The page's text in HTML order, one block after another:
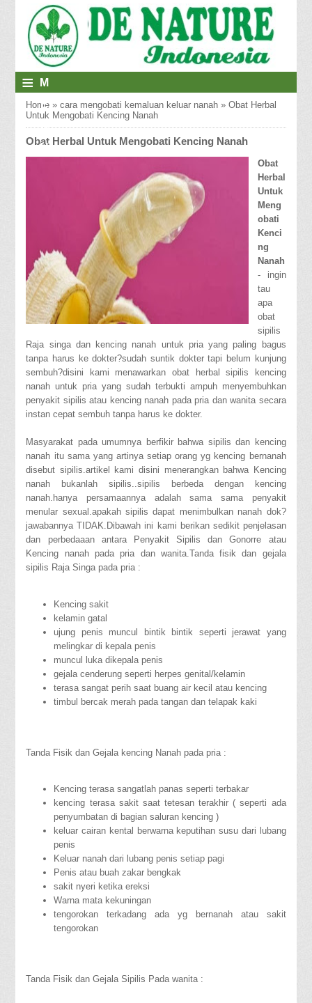
≡
M
E
N
U
Home »cara mengobati kemaluan keluar nanah »Obat Herbal
Untuk Mengobati Kencing Nanah
Obat Herbal Untuk Mengobati Kencing Nanah
Obat
Herbal
Untuk
Meng
obati
Kenci
ng
Nanah
- ingin
tau
apa
obat
sipilis
Raja singa dan kencing nanah untuk pria yang paling bagus
tanpa harus ke dokter?sudah suntik dokter tapi belum kunjung
sembuh?disini kami menawarkan obat herbal sipilis kencing
nanah untuk pria yang sudah terbukti ampuh menyembuhkan
penyakit sipilis atau kencing nanah pada pria dan wanita secara
instan cepat sembuh tanpa harus ke dokter.
Masyarakat pada umumnya berfikir bahwa sipilis dan kencing
nanah itu sama yang artinya setiap orang yg kencing bernanah
disebut sipilis.artikel kami disini menerangkan bahwa Kencing
nanah bukanlah sipilis..sipilis berbeda dengan kencing
nanah.hanya persamaannya adalah sama sama penyakit
menular sexual.apakah sipilis dapat menimbulkan nanah dok?
jawabannya TIDAK.Dibawah ini kami berikan sedikit penjelasan
dan perbedaaan antara Penyakit Sipilis dan Gonorre atau
Kencing nanah pada pria dan wanita.Tanda fisik dan gejala
sipilis Raja Singa pada pria :
Kencing sakit
kelamin gatal
ujung penis muncul bintik bintik seperti jerawat yang
melingkar di kepala penis
muncul luka dikepala penis
gejala cenderung seperti herpes genital/kelamin
terasa sangat perih saat buang air kecil atau kencing
timbul bercak merah pada tangan dan telapak kaki
Tanda Fisik dan Gejala kencing Nanah pada pria :
Kencing terasa sangatlah panas seperti terbakar
kencing terasa sakit saat tetesan terakhir ( seperti ada
penyumbatan di bagian saluran kencing )
keluar cairan kental berwarna keputihan susu dari lubang
penis
Keluar nanah dari lubang penis setiap pagi
Penis atau buah zakar bengkak
sakit nyeri ketika ereksi
Warna mata kekuningan
tengorokan terkadang ada yg bernanah atau sakit
tengorokan
Tanda Fisik dan Gejala Sipilis Pada wanita :